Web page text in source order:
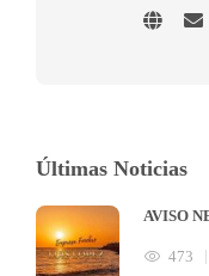
Últimas Noticias
AVISO
473